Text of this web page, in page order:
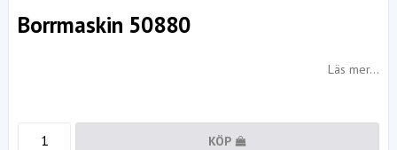
Borrmaskin 50880
Läs mer...
KÖP